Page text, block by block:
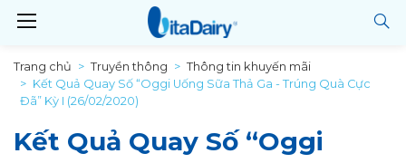
Trang chủ Truyền thông
Thông tin khuyến mãi
Kết Quả Quay Số “Oggi Uống Sữa Thả Ga - Trúng Quà Cực
Đã” Kỳ I (26/02/2020)
Kết Quả Quay Số “Oggi